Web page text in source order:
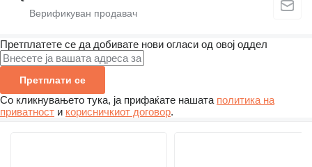
Претплатете се да добивате нови огласи од овој оддел
Претплати се
Со кликнувањето тука, ја прифаќате нашата политика на
приватност и корисничкиот договор.